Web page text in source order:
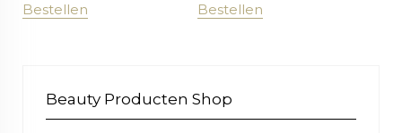
Bestellen
Bestellen
Beauty Producten Shop